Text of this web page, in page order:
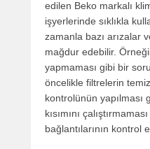
edilen Beko markalı
işyerlerinde sıklıkla
zamanla bazı arızalar
mağdur edebilir.
yapmaması gibi bir
öncelikle filtrelerin
kontrolünün yapılması
kısımını
bağlantılarının kontrol